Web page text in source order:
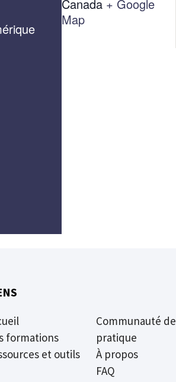
Canada + Google
Map
formations
et outils
Communauté de
pratique
À propos
FAQ